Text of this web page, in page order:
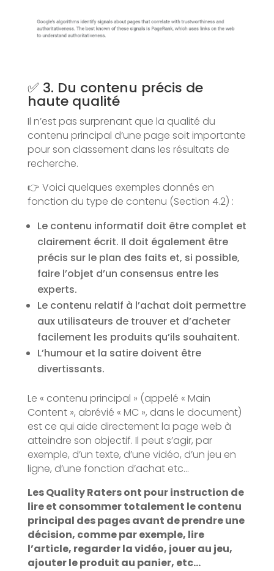
✅ 3. Du contenu précis de
haute qualité
Il n’est pas surprenant que la qualité du
contenu principal d’une page soit importante
pour son classement dans les résultats de
recherche.
👉 Voici quelques exemples donnés en
fonction du type de contenu (Section 4.2) :
Le contenu informatif doit être complet et
clairement écrit. Il doit également être
précis sur le plan des faits et, si possible,
faire l’objet d’un consensus entre les
experts.
Le contenu relatif à l’achat doit permettre
aux utilisateurs de trouver et d’acheter
facilement les produits qu’ils souhaitent.
L’humour et la satire doivent être
divertissants.
Le « contenu principal » (appelé « Main
Content », abrévié « MC », dans le document)
est ce qui aide directement la page web à
atteindre son objectif. Il peut s’agir, par
exemple, d’un texte, d’une vidéo, d’un jeu en
ligne, d’une fonction d’achat etc…
Les Quality Raters ont pour instruction de
lire et consommer totalement le contenu
principal des pages avant de prendre une
décision, comme par exemple, lire
l’article, regarder la vidéo, jouer au jeu,
ajouter le produit au panier, etc…